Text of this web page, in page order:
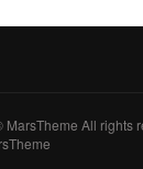
All rights